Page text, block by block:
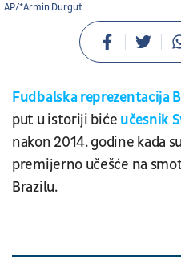
AP/*Armin Durgut
Fudbalska reprezentacija
put u istoriji biće učesnik
nakon 2014. godine kada
premijerno učešće na
Brazilu.